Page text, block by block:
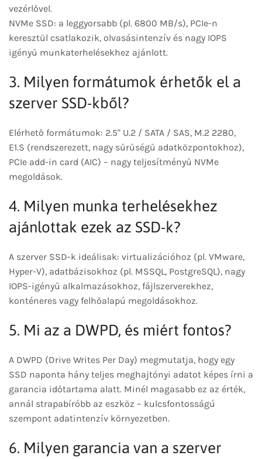
vezérlővel.
NVMe SSD: a leggyorsabb (pl. 6800 MB/s), PCIe-n
keresztül csatlakozik, olvasásintenzív és nagy IOPS
igényű munkaterhelésekhez ajánlott.
3. Milyen formátumok érhetők el a
szerver SSD-kből?
Elérhető formátumok: 2.5" U.2 / SATA / SAS, M.2 2280,
E1.S (rendszerezett, nagy sűrűségű adatközpontokhoz),
PCIe add-in card (AIC) – nagy teljesítményű NVMe
megoldások.
4. Milyen munka terhelésekhez
ajánlottak ezek az SSD-k?
A szerver SSD-k ideálisak: virtualizációhoz (pl. VMware,
Hyper-V), adatbázisokhoz (pl. MSSQL, PostgreSQL), nagy
IOPS-igényű alkalmazásokhoz, fájlszerverekhez,
konténeres vagy felhőalapú megoldásokhoz.
5. Mi az a DWPD, és miért fontos?
A DWPD (Drive Writes Per Day) megmutatja, hogy egy
SSD naponta hány teljes meghajtónyi adatot képes írni a
garancia időtartama alatt. Minél magasabb ez az érték,
annál strapabíróbb az eszköz – kulcsfontosságú
szempont adatintenzív környezetben.
6. Milyen garancia van a szerver